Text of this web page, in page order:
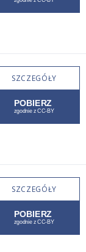
SZCZEGÓŁY
SZCZEGÓŁY